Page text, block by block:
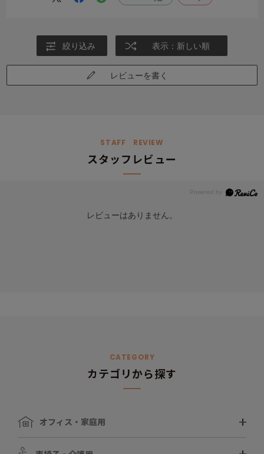
絞り込み 表示：新しい順
レビューを書く
STAFF REVIEW
スタッフレビュー
レビューはありません。
CATEGORY
カテゴリから探す
オフィス・家庭用